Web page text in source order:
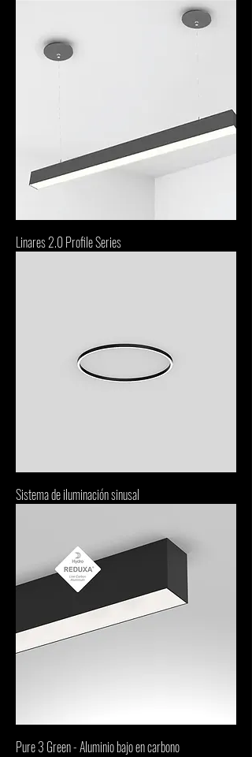
Linares 2.0 Profile Series
Sistema de iluminación sinusal
Pure 3 Green - Aluminio bajo en carbono